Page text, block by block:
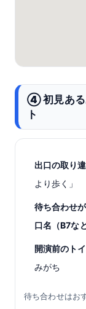
④ 初見ある
ト
出口の取り
より歩く」
待ち合わせ
口名（B7な
開演前のト
みがち
待ち合わせはお